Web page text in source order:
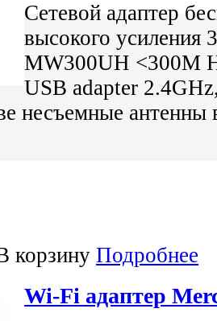
Сетевой адаптер
высокого усиления
MW300UH <300M
USB adapter
несъемные антенны
корзину Подробнее
Wi-Fi адаптер